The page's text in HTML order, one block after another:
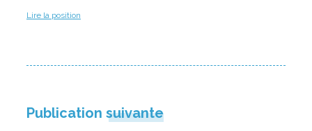
Lire la position
Publication suivante